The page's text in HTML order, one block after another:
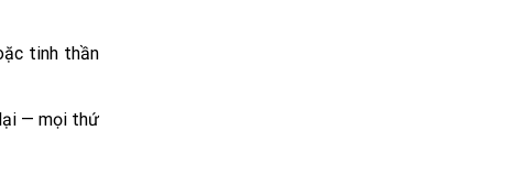
tinh thần
— mọi thứ